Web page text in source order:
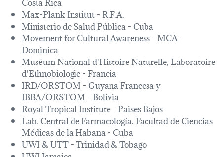
Max-Plank Institut - R.F.A.
Ministerio de Salud Pública - Cuba
Movement for Cultural Awareness - MCA -
Dominica
Muséum National d'Histoire Naturelle, Laboratoire
d'Ethnobiologie - Francia
IRD/ORSTOM - Guyana Francesa y
IBBA/ORSTOM - Bolivia
Royal Tropical Institute - Paises Bajos
Lab. Central de Farmacología. Facultad de Ciencias
Médicas de la Habana - Cuba
UWI & UTT - Trinidad & Tobago